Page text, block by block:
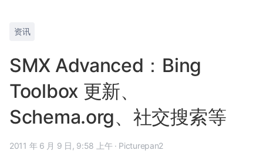
资讯
SMX Advanced：Bing
Toolbox 更新、
Schema.org、社交搜索等
2011 年 6 月 9 日, 9:58 上午 · Picturepan2